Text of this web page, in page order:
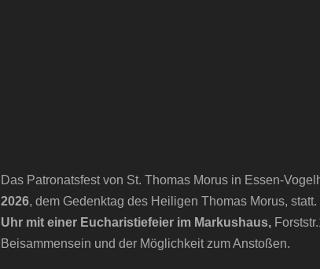
Das Patronatsfest von St. Thomas Morus in Essen-
2026, dem Gedenktag des Heiligen Thomas Morus,
Uhr mit einer Eucharistiefeier im Markushaus,
Beisammensein und der Möglichkeit zum Anstoßen.